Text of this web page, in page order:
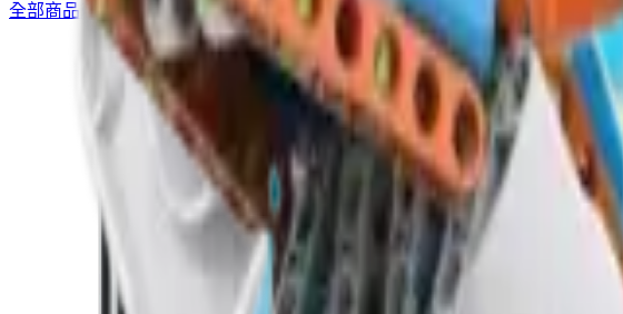
全部商品 產品分類品牌 選購指南關於我們 聯絡我們